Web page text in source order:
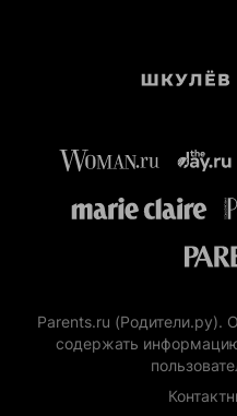
Parents.ru (Родители.ру).
содержать